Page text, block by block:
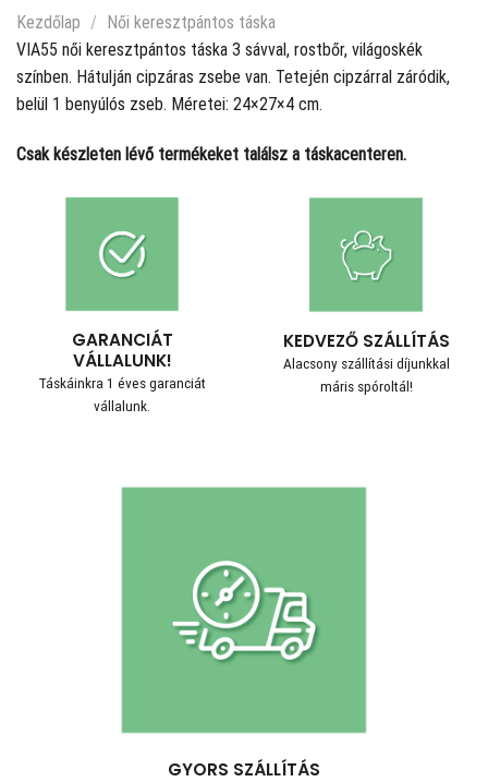
Kezdőlap /
Női keresztpántos táska
VIA55 női keresztpántos táska 3 sávval, rostbőr, világoskék
színben. Hátulján cipzáras zsebe van. Tetején cipzárral záródik,
belül 1 benyúlós zseb. Méretei: 24×27×4 cm.
Csak készleten lévő termékeket találsz a táskacenteren.
GARANCIÁT
VÁLLALUNK!
Táskáinkra 1 éves garanciát
vállalunk.
KEDVEZŐ SZÁLLÍTÁS
Alacsony szállítási díjunkkal
máris spóroltál!
GYORS SZÁLLÍTÁS